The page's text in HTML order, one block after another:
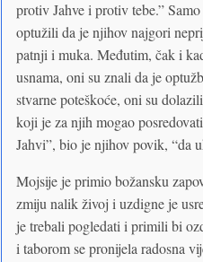
protiv Jahve i protiv tebe.”
optužili da je njihov najgori
patnji i muka. Međutim, čak i
usnama, oni su znali da je
stvarne poteškoće, oni su
koji je za njih mogao
Jahvi”, bio je njihov povik, “da
Mojsije je primio božansku
zmiju nalik živoj i uzdigne je
je trebali pogledati i primili bi
i taborom se pronijela radosna